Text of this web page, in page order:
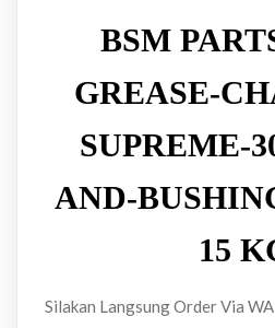
BSM
GREASE-
SUPREME-
AND-
15
Silakan Langsung Order Via